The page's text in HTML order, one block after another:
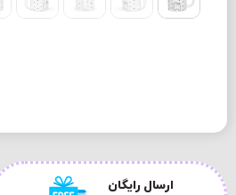
ارسال رایگان